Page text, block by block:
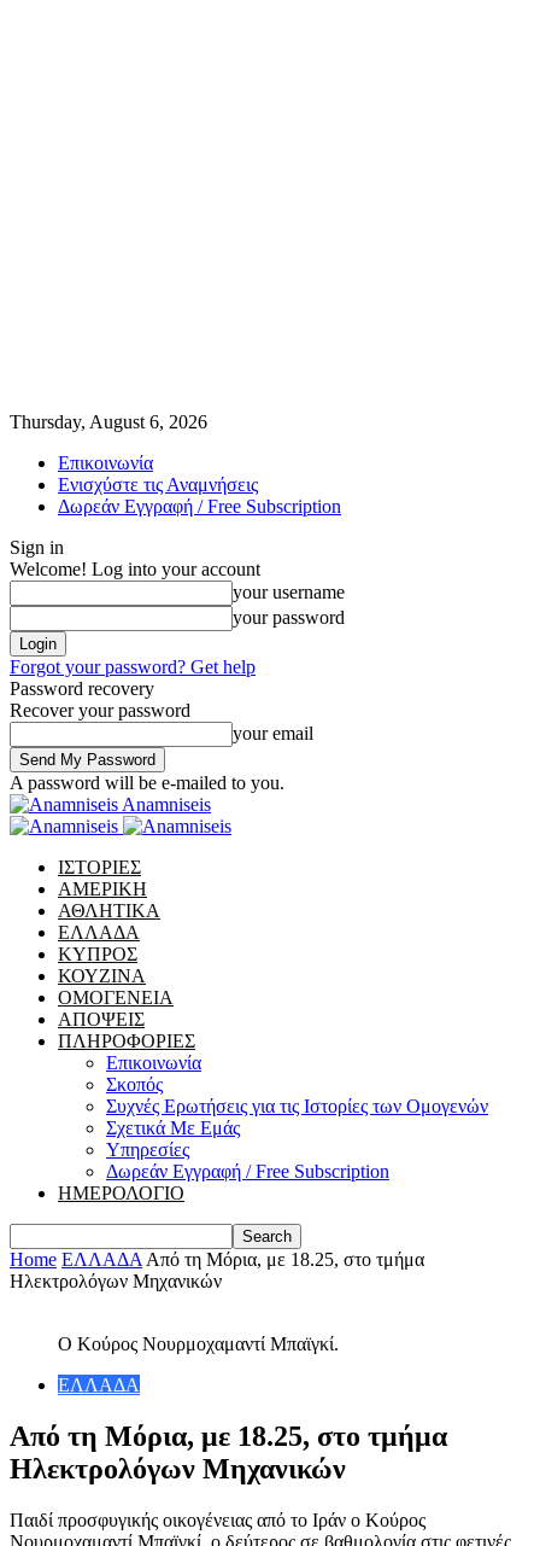
Thursday, August 6, 2026
Επικοινωνία
Ενισχύστε τις Αναμνήσεις
Δωρεάν Εγγραφή / Free Subscription
Sign in
Welcome! Log into your account
your username
your password
Forgot your password? Get help
Password recovery
Recover your password
your email
A password will be e-mailed to you.
Anamniseis
ΙΣΤΟΡΙΕΣ
ΑΜΕΡΙΚΗ
ΑΘΛΗΤΙΚΑ
ΕΛΛΑΔΑ
ΚΥΠΡΟΣ
ΚΟΥΖΙΝΑ
ΟΜΟΓΕΝΕΙΑ
ΑΠΟΨΕΙΣ
ΠΛΗΡΟΦΟΡΙΕΣ
Επικοινωνία
Σκοπός
Συχνές Ερωτήσεις για τις Ιστορίες των Ομογενών
Σχετικά Με Εμάς
Υπηρεσίες
Δωρεάν Εγγραφή / Free Subscription
ΗΜΕΡΟΛΟΓΙΟ
Home ΕΛΛΑΔΑ Από τη Μόρια, με 18.25, στο τμήμα
Ηλεκτρολόγων Μηχανικών
Ο Κούρος Νουρμοχαμαντί Μπαϊγκί.
ΕΛΛΑΔΑ
Από τη Μόρια, με 18.25, στο τμήμα
Ηλεκτρολόγων Μηχανικών
Παιδί προσφυγικής οικογένειας από το Ιράν ο Κούρος
Νουρμοχαμαντί Μπαϊγκί, ο δεύτερος σε βαθμολογία στις φετινές